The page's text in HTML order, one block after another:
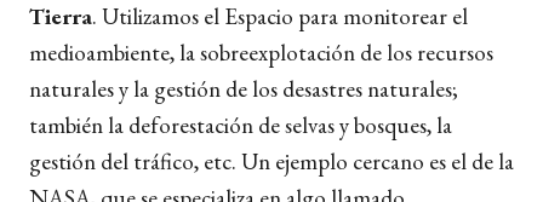
Tierra. Utilizamos el Espacio para monitorear el
medioambiente, la sobreexplotación de los recursos
naturales y la gestión de los desastres naturales;
también la deforestación de selvas y bosques, la
gestión del tráfico, etc. Un ejemplo cercano es el de la